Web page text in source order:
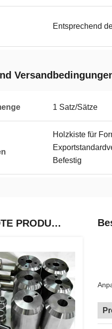
Entsprechend
1 Satz/Sätze
Holzkiste für
Befestig
VERWANDTE PRODUKTE